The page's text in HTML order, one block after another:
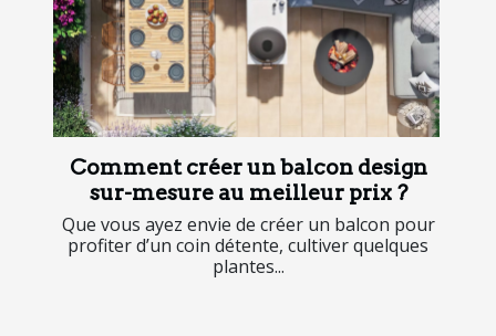
Comment créer un balcon design
sur-mesure au meilleur prix ?
Que vous ayez envie de créer un balcon pour
profiter d’un coin détente, cultiver quelques
plantes...